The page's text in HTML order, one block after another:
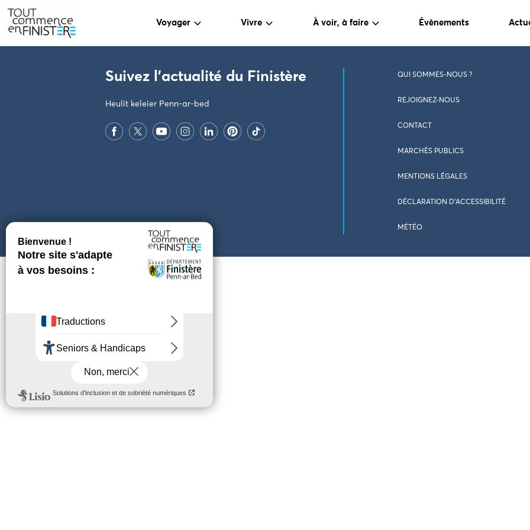
Voyager Vivre À voir, à faire Évènements
PARAMÈTRES DES COOKIES
Suivez l'actualité du Finistère
Heulit keleier Penn-ar-bed
QUI SOMMES-NOUS ?
REJOIGNEZ-NOUS
CONTACT
MARCHÉS PUBLICS
MENTIONS LÉGALES
DÉCLARATION D’ACCESSIBILITÉ
MÉTÉO